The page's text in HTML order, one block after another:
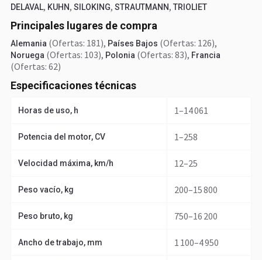
DELAVAL, KUHN, SILOKING, STRAUTMANN, TRIOLIET
Principales lugares de compra
Alemania (Ofertas: 181), Países Bajos (Ofertas: 126),
Noruega (Ofertas: 103), Polonia (Ofertas: 83), Francia
(Ofertas: 62)
Especificaciones técnicas
Horas de uso, h 1–14 061
Potencia del motor, CV 1–258
Velocidad máxima, km/h 12–25
Peso vacío, kg 200–15 800
Peso bruto, kg 750–16 200
Ancho de trabajo, mm 1 100–4 950